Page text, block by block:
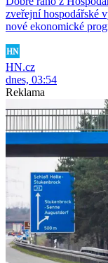
zveřejní hospodářské
nové ekonomické
HN.cz
dnes, 03:54
Reklama